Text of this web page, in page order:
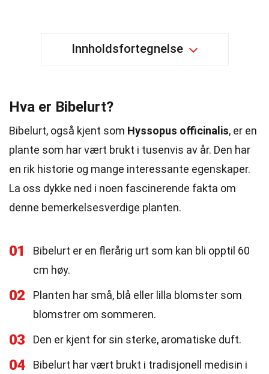
Innholdsfortegnelse
Hva er Bibelurt?
Bibelurt, også kjent som Hyssopus officinalis, er en
plante som har vært brukt i tusenvis av år. Den har
en rik historie og mange interessante egenskaper.
La oss dykke ned i noen fascinerende fakta om
denne bemerkelsesverdige planten.
01
Bibelurt er en flerårig urt som kan bli opptil 60
cm høy.
02
Planten har små, blå eller lilla blomster som
blomstrer om sommeren.
03 Den er kjent for sin sterke, aromatiske duft.
04
Bibelurt har vært brukt i tradisjonell medisin i